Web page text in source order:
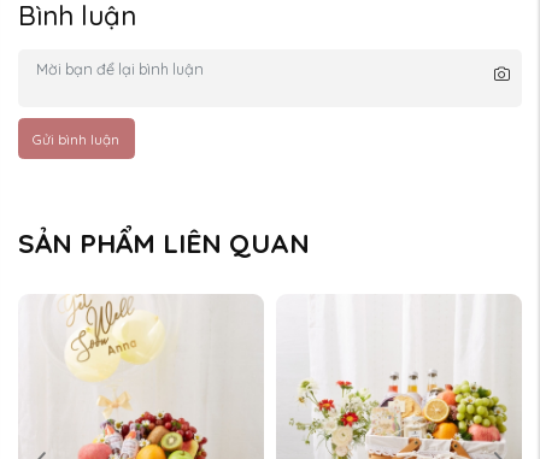
Bình luận
Gửi bình luận
SẢN PHẨM LIÊN QUAN